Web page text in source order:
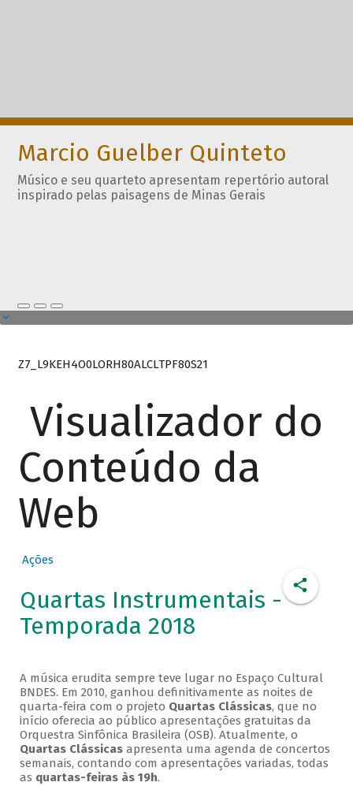
Marcio Guelber Quinteto
Músico e seu quarteto apresentam repertório autoral
inspirado pelas paisagens de Minas Gerais
Z7_L9KEH4O0LORH80ALCLTPF80S21
Visualizador do
Conteúdo da
Web
Ações
Quartas Instrumentais -
Temporada 2018
A música erudita sempre teve lugar no Espaço Cultural
BNDES. Em 2010, ganhou definitivamente as noites de
quarta-feira com o projeto Quartas Clássicas, que no
início oferecia ao público apresentações gratuitas da
Orquestra Sinfônica Brasileira (OSB). Atualmente, o
Quartas Clássicasapresenta uma agenda de concertos
semanais, contando com apresentações variadas, todas
as quartas-feiras às 19h.